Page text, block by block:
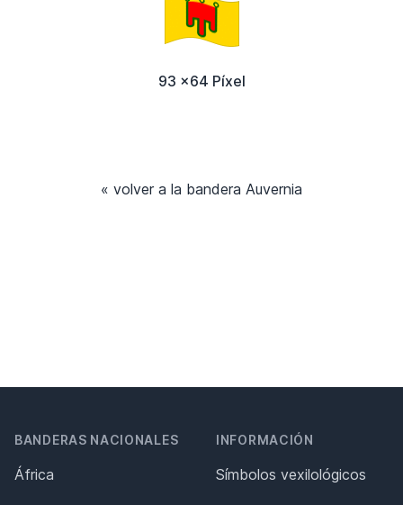
93 x64 Píxel
« volver a la bandera Auvernia
BANDERAS NACIONALES
África
INFORMACIÓN
Símbolos vexilológicos